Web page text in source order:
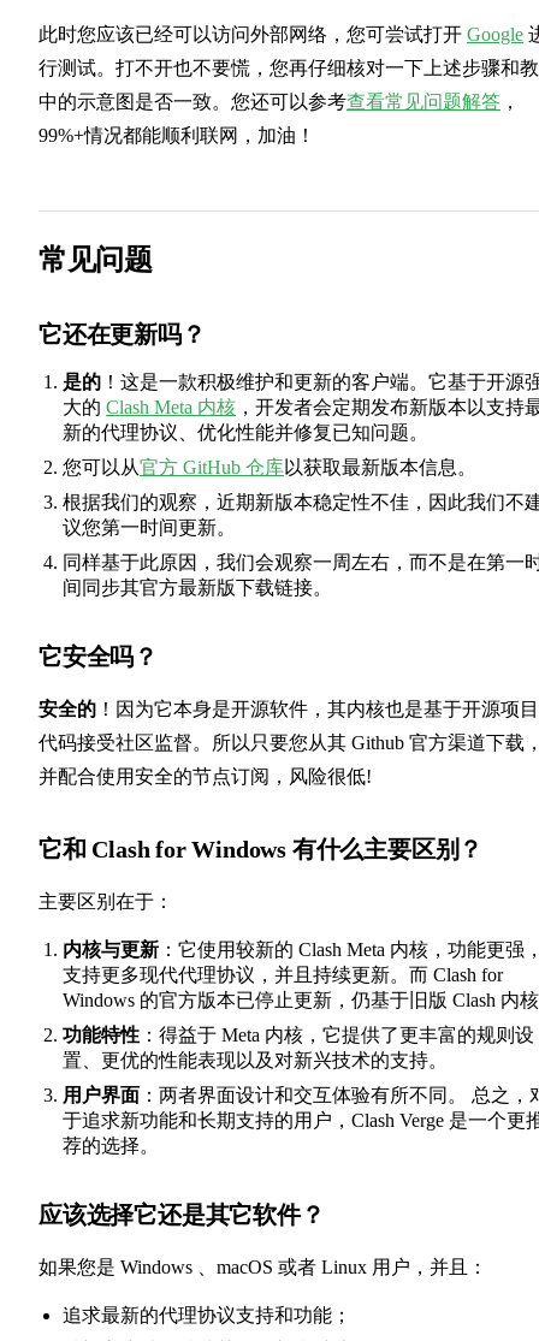
此时您应该已经可以访问外部网络，您可尝试打开 Google
行测试。打不开也不要慌，您再仔细核对一下上述步骤和
中的示意图是否一致。您还可以参考查看常见问题解答 ，
99%+情况都能顺利联网，加油！
常见问题
它还在更新吗？
是的 ！这是一款积极维护和更新的客户端。它基于开源
大的 Clash Meta 内核 ，开发者会定期发布新版本以支持
新的代理协议、优化性能并修复已知问题。
您可以从官方 GitHub 仓库以获取最新版本信息。
根据我们的观察，近期新版本稳定性不佳，因此我们不
议您第一时间更新。
同样基于此原因，我们会观察一周左右，而不是在第一
间同步其官方最新版下载链接。
它安全吗？
安全的 ！因为它本身是开源软件，其内核也是基于开源项
代码接受社区监督。所以只要您从其 Github 官方渠道下载
并配合使用安全的节点订阅，风险很低!
它和 Clash for Windows 有什么主要区别？
主要区别在于：
内核与更新 ：它使用较新的 Clash Meta 内核，功能更强
支持更多现代代理协议，并且持续更新。而 Clash for
Windows 的官方版本已停止更新，仍基于旧版 Clash 内
功能特性 ：得益于 Meta 内核，它提供了更丰富的规则设
置、更优的性能表现以及对新兴技术的支持。
用户界面 ：两者界面设计和交互体验有所不同。 总之，
于追求新功能和长期支持的用户，Clash Verge 是一个更
荐的选择。
应该选择它还是其它软件？
如果您是 Windows 、macOS 或者 Linux 用户，并且：
追求最新的代理协议支持和功能；